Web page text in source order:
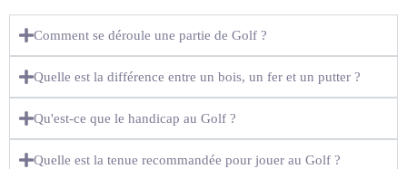
Comment se déroule une partie de Golf ?
Quelle est la différence entre un bois, un fer et un putter ?
Qu'est-ce que le handicap au Golf ?
Quelle est la tenue recommandée pour jouer au Golf ?